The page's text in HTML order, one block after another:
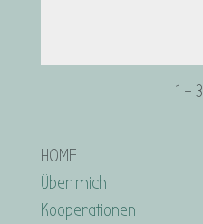
1 + 3
HOME
Über mich
Kooperationen